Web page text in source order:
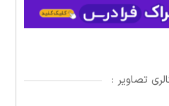
تصاویر :